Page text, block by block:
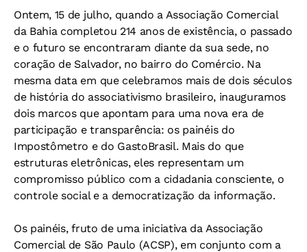
Ontem, 15 de julho, quando a Associação Comercial
da Bahia completou 214 anos de existência, o passado
e o futuro se encontraram diante da sua sede, no
coração de Salvador, no bairro do Comércio. Na
mesma data em que celebramos mais de dois séculos
de história do associativismo brasileiro, inauguramos
dois marcos que apontam para uma nova era de
participação e transparência: os painéis do
Impostômetro e do GastoBrasil. Mais do que
estruturas eletrônicas, eles representam um
compromisso público com a cidadania consciente, o
controle social e a democratização da informação.
Os painéis, fruto de uma iniciativa da Associação
Comercial de São Paulo (ACSP), em conjunto com a